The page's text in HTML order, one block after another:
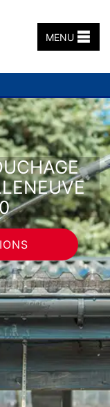
MENU